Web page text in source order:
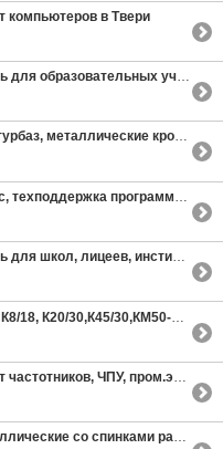
компьютеров в Твери
учреждений: от школ до университетов
кровати по доступным ценам
программно-аппаратных комплексов
школ, лицеев, институтов, университетов
30,К45/30,КМ50-32-125. Насосы ЭЦВ скважинные
ЧПУ, пром.электроники в Твери
со спинками различной конфигурации